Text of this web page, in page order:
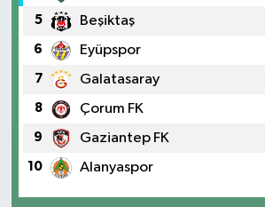
5 Beşiktaş
6 Eyüpspor
7 Galatasaray
8 Çorum FK
9 Gaziantep FK
10 Alanyaspor